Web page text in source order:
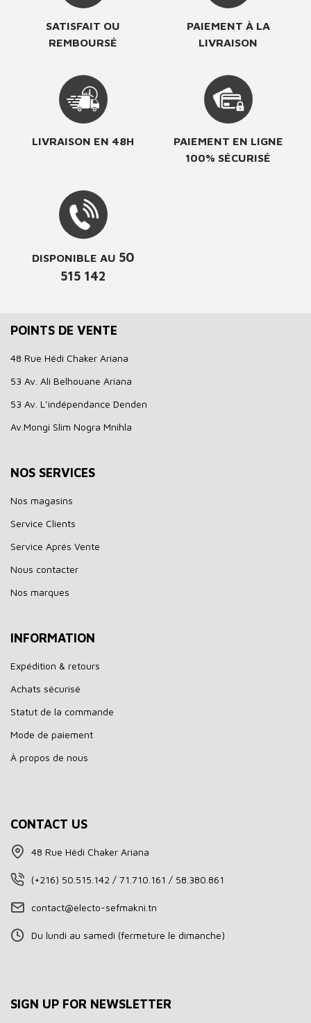
SATISFAIT OU
REMBOURSÉ
PAIEMENT À LA
LIVRAISON
LIVRAISON EN 48H
PAIEMENT EN LIGNE
100% SÉCURISÉ
DISPONIBLE AU 50
515 142
POINTS DE VENTE
48 Rue Hédi Chaker Ariana
53 Av. Ali Belhouane Ariana
53 Av. L’indépendance Denden
Av.Mongi Slim Nogra Mnihla
NOS SERVICES
Nos magasins
Service Clients
Service Aprés Vente
Nous contacter
Nos marques
INFORMATION
Expédition & retours
Achats sécurisé
Statut de la commande
Mode de paiement
À propos de nous
CONTACT US
48 Rue Hédi Chaker Ariana
(+216) 50.515.142 / 71.710.161 / 58.380.861
contact@electo-sefmakni.tn
Du lundi au samedi (fermeture le dimanche)
SIGN UP FOR NEWSLETTER